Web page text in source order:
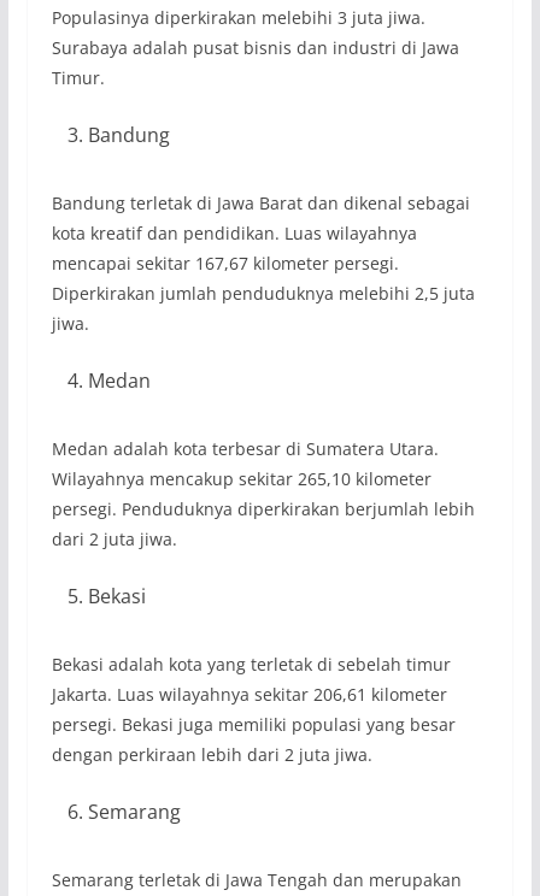
Populasinya diperkirakan melebihi 3 juta jiwa.
Surabaya adalah pusat bisnis dan industri di Jawa
Timur.
Bandung
Bandung terletak di Jawa Barat dan dikenal sebagai
kota kreatif dan pendidikan. Luas wilayahnya
mencapai sekitar 167,67 kilometer persegi.
Diperkirakan jumlah penduduknya melebihi 2,5 juta
jiwa.
Medan
Medan adalah kota terbesar di Sumatera Utara.
Wilayahnya mencakup sekitar 265,10 kilometer
persegi. Penduduknya diperkirakan berjumlah lebih
dari 2 juta jiwa.
Bekasi
Bekasi adalah kota yang terletak di sebelah timur
Jakarta. Luas wilayahnya sekitar 206,61 kilometer
persegi. Bekasi juga memiliki populasi yang besar
dengan perkiraan lebih dari 2 juta jiwa.
Semarang
Semarang terletak di Jawa Tengah dan merupakan